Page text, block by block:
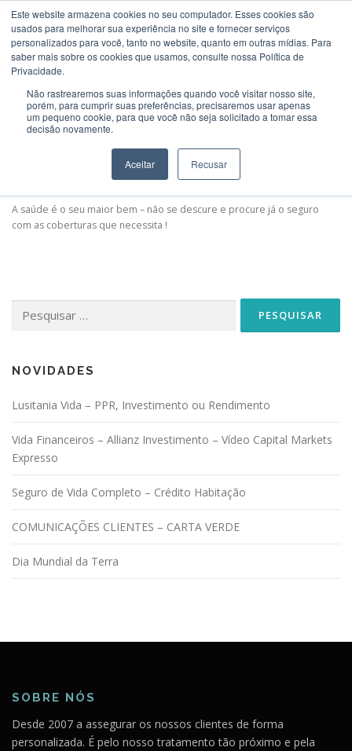
Este website armazena cookies no seu computador. Esses cookies são
usados ​​para melhorar sua experiência no site e fornecer serviços
personalizados para você, tanto no website, quanto em outras mídias. Para
saber mais sobre os cookies que usamos, consulte nossa Política de
Privacidade.
Não rastrearemos suas informações quando você visitar nosso site,
porém, para cumprir suas preferências, precisaremos usar apenas
um pequeno cookie, para que você não seja solicitado a tomar essa
decisão novamente.
Aceitar Recusar
para
conteúdo
BEM VINDO ACONSELHAMENTO EMPRESAS
NOVIDADES REUNIÃO
CONTATOS NOVIDADES
SEGUROS DE SAÚDE
SEGUROS DE SAÚDE
A saúde é o seu maior bem – não se descure e procure já o seguro
com as coberturas que necessita !
por:
NOVIDADES
Lusitania Vida – PPR, Investimento ou Rendimento
Vida Financeiros – Allianz Investimento – Vídeo Capital Markets
Expresso
Seguro de Vida Completo – Crédito Habitação
COMUNICAÇÕES CLIENTES – CARTA VERDE
Dia Mundial da Terra
SOBRE NÓS
Desde 2007 a assegurar os nossos clientes de forma
personalizada. É pelo nosso tratamento tão próximo e pela